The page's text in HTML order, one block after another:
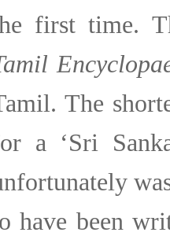
first time.
The
a ‘Sri
have been